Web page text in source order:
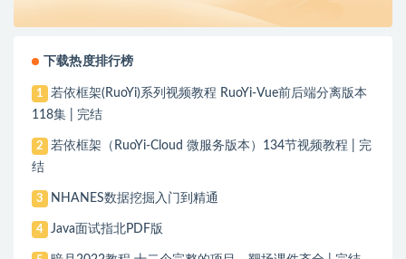
下载热度排行榜
1
若依框架(RuoYi)系列视频教程 RuoYi-Vue前后端分离版本
118集 | 完结
2
若依框架（RuoYi-Cloud 微服务版本）134节视频教程 | 完
结
3 NHANES数据挖掘入门到精通
4 Java面试指北PDF版